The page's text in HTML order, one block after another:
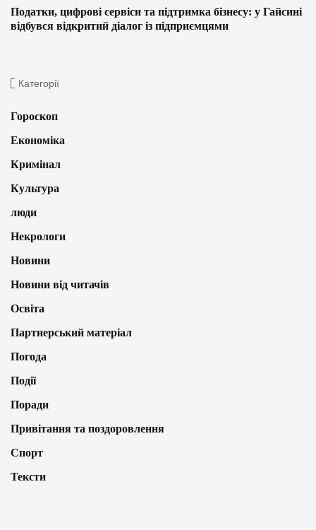
Податки, цифрові сервіси та підтримка бізнесу: у Гайсині
відбувся відкритий діалог із підприємцями
Категорії
Гороскоп
Економіка
Кримінал
Культура
люди
Некрологи
Новини
Новини від читачів
Освіта
Партнерський матеріал
Погода
Події
Поради
Привітання та поздоровлення
Спорт
Тексти